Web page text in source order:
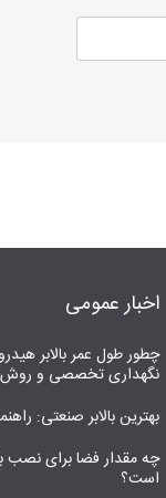
اخبار عمومی
چطور طول عمر بالابر
نگهداری تخصصی و
بهترین بالابر صنعتی:
چه مقدار فضا برای نصب
است؟